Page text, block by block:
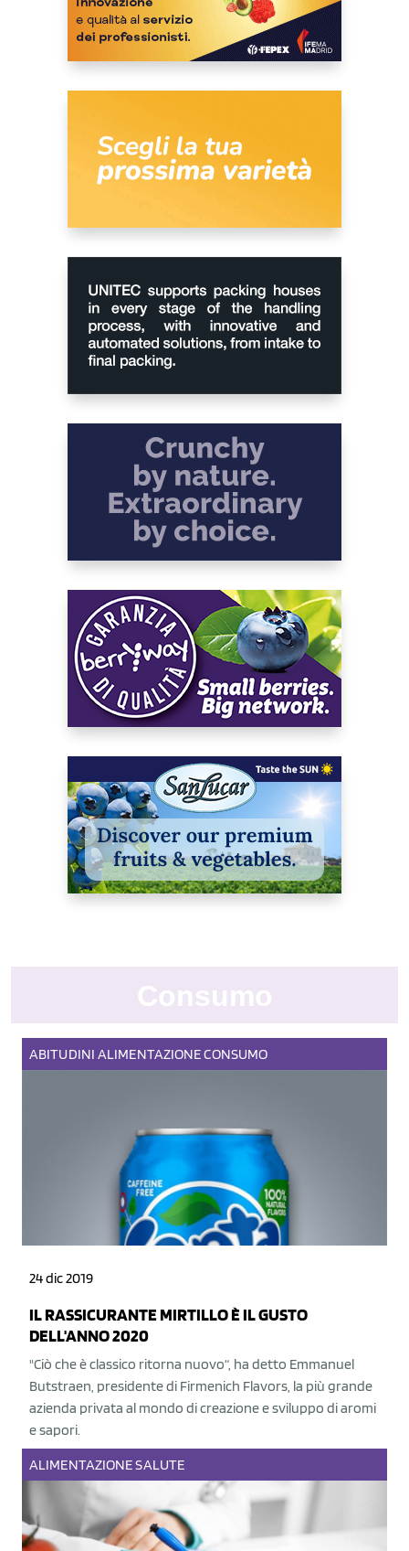
ABITUDINI ALIMENTAZIONECONSUMO
24 dic 2019
IL RASSICURANTE MIRTILLO È IL GUSTO
DELL'ANNO 2020
"Ciò che è classico ritorna nuovo“, ha detto Emmanuel
Butstraen, presidente di Firmenich Flavors, la più grande
azienda privata al mondo di creazione e sviluppo di aromi
e sapori.
ALIMENTAZIONESALUTE